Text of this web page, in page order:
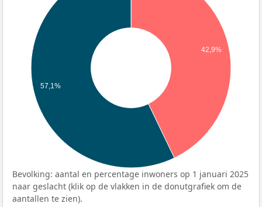
42,9%
57,1%
Bevolking: aantal en percentage inwoners op 1 januari 2025
naar geslacht (klik op de vlakken in de donutgrafiek om de
aantallen te zien).